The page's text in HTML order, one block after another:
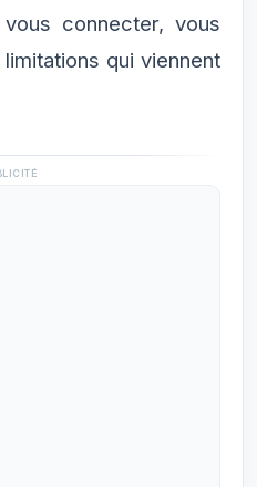
connecter, vous
qui viennent